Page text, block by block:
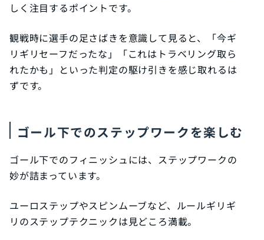
しく注目するポイントです。
観戦時に選手の足さばきを意識して見ると、「今ギ
リギリセーフだったな」「これはトラベリング取ら
れたかも」といった判定の駆け引きを感じ取れるは
ずです。
ゴール下でのステップワークを楽しむ
ゴール下でのフィニッシュには、ステップワークの
妙が詰まっています。
ユーロステップやスピンムーブなど、ルールギリギ
リのステップテクニックは見どころ満載。